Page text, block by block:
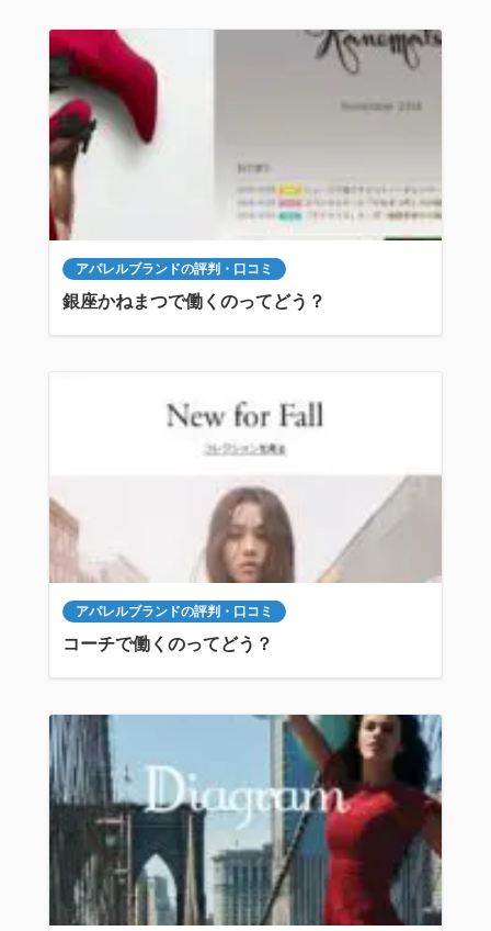
アパレルブランドの評判・口コミ
銀座かねまつで働くのってどう？
アパレルブランドの評判・口コミ
コーチで働くのってどう？